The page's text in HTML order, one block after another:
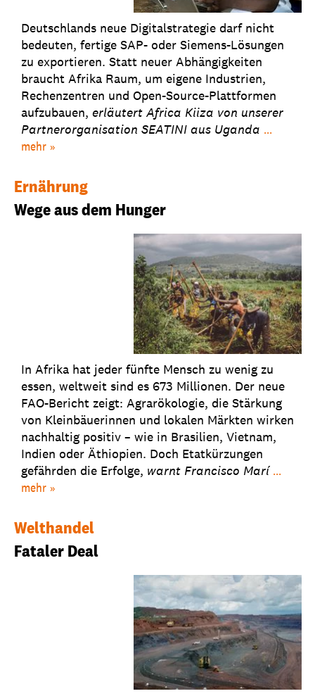
Deutschlands neue Digitalstrategie darf nicht
bedeuten, fertige SAP- oder Siemens-Lösungen
zu exportieren. Statt neuer Abhängigkeiten
braucht Afrika Raum, um eigene Industrien,
Rechenzentren und Open-Source-Plattformen
aufzubauen, erläutert Africa Kiiza von unserer
Partnerorganisation SEATINI aus Uganda ...
mehr
Ernährung
Wege aus dem Hunger
In Afrika hat jeder fünfte Mensch zu wenig zu
essen, weltweit sind es 673 Millionen. Der neue
FAO-Bericht zeigt: Agrarökologie, die Stärkung
von Kleinbäuerinnen und lokalen Märkten wirken
nachhaltig positiv – wie in Brasilien, Vietnam,
Indien oder Äthiopien. Doch Etatkürzungen
gefährden die Erfolge, warnt Francisco Marí ...
mehr
Welthandel
Fataler Deal